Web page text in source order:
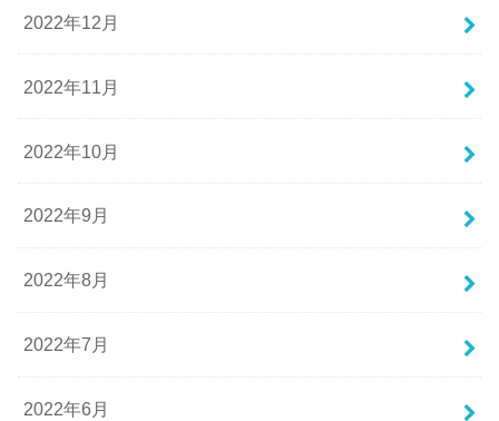
2022年12月
2022年11月
2022年10月
2022年9月
2022年8月
2022年7月
2022年6月